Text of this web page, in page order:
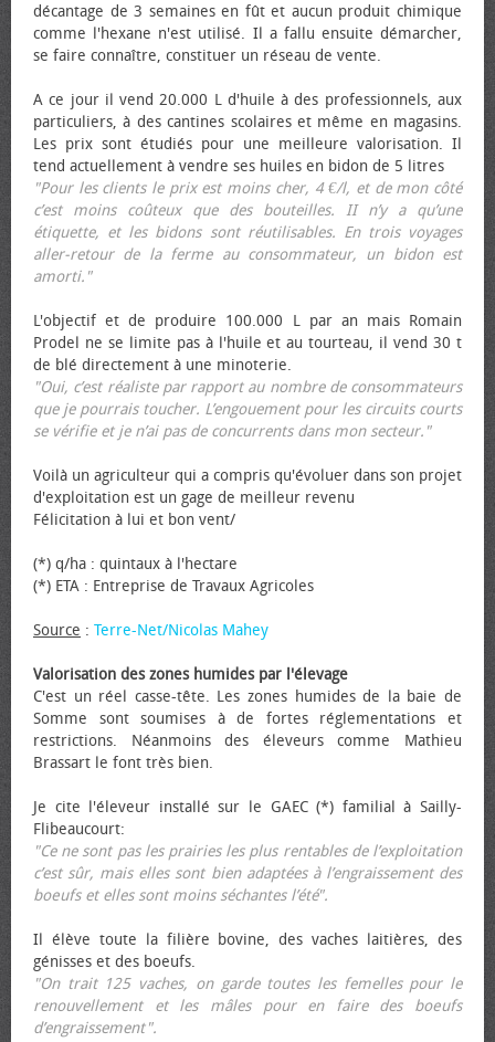
décantage de 3 semaines en fût et aucun produit chimique
comme l'hexane n'est utilisé. Il a fallu ensuite démarcher,
se faire connaître, constituer un réseau de vente.
A ce jour il vend 20.000 L d'huile à des professionnels, aux
particuliers, à des cantines scolaires et même en magasins.
Les prix sont étudiés pour une meilleure valorisation. Il
tend actuellement à vendre ses huiles en bidon de 5 litres
"Pour les clients le prix est moins cher, 4 €/l, et de mon côté
c’est moins coûteux que des bouteilles. II n’y a qu’une
étiquette, et les bidons sont réutilisables. En trois voyages
aller-retour de la ferme au consommateur, un bidon est
amorti."
L'objectif et de produire 100.000 L par an mais Romain
Prodel ne se limite pas à l'huile et au tourteau, il vend 30 t
de blé directement à une minoterie.
"Oui, c’est réaliste par rapport au nombre de consommateurs
que je pourrais toucher. L’engouement pour les circuits courts
se vérifie et je n’ai pas de concurrents dans mon secteur."
Voilà un agriculteur qui a compris qu'évoluer dans son projet
d'exploitation est un gage de meilleur revenu
Félicitation à lui et bon vent/
(*) q/ha : quintaux à l'hectare
(*) ETA : Entreprise de Travaux Agricoles
Source : Terre-Net/Nicolas Mahey
Valorisation des zones humides par l'élevage
C'est un réel casse-tête. Les zones humides de la baie de
Somme sont soumises à de fortes réglementations et
restrictions. Néanmoins des éleveurs comme Mathieu
Brassart le font très bien.
Je cite l'éleveur installé sur le GAEC (*) familial à Sailly-
Flibeaucourt:
"Ce ne sont pas les prairies les plus rentables de l’exploitation
c’est sûr, mais elles sont bien adaptées à l’engraissement des
bœufs et elles sont moins séchantes l’été".
Il élève toute la filière bovine, des vaches laitières, des
génisses et des bœufs.
"On trait 125 vaches, on garde toutes les femelles pour le
renouvellement et les mâles pour en faire des bœufs
d’engraissement".